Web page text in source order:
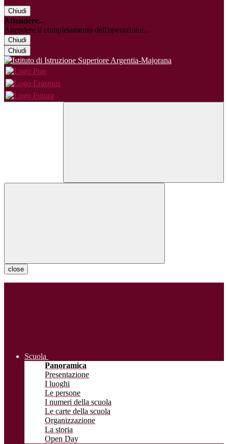
Chiudi
Attendere...
Attendere il completamento dell'operazione...
Chiudi
Chiudi
close
Scuola
Panoramica
Presentazione
I luoghi
Le persone
I numeri della scuola
Le carte della scuola
Organizzazione
La storia
Open Day